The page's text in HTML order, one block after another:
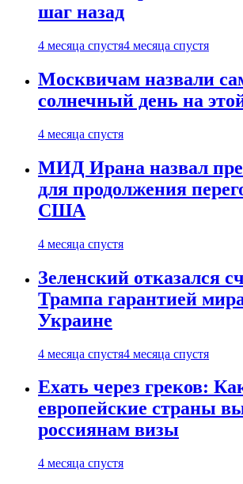
шаг назад
4 месяца спустя4 месяца спустя
Москвичам назвали
солнечный день на
4 месяца спустя
МИД Ирана назвал
для продолжения
США
4 месяца спустя
Зеленский отказался
Трампа гарантией
Украине
4 месяца спустя4 месяца спустя
Ехать через греков:
европейские страны
россиянам визы
4 месяца спустя